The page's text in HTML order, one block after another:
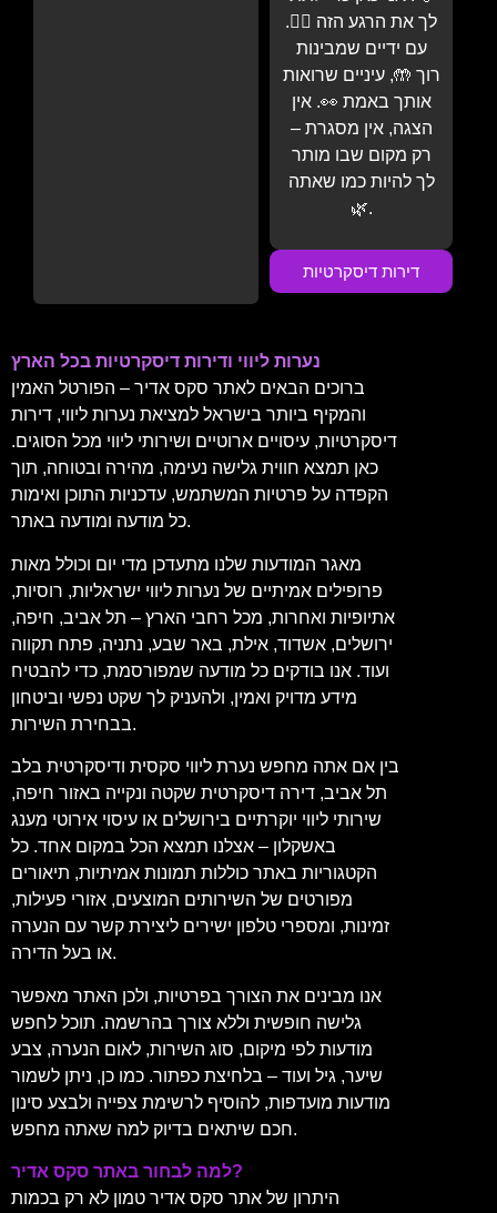
לך את הרגע הזה 💆‍♂️.
עם ידיים שמבינות
רוך 🤲, עיניים שרואות
אותך באמת 👀. אין
הצגה, אין מסגרת –
רק מקום שבו מותר
לך להיות כמו שאתה
🌿.
דירות דיסקרטיות
נערות ליווי ודירות דיסקרטיות בכל הארץ
ברוכים הבאים לאתר סקס אדיר – הפורטל האמין
והמקיף ביותר בישראל למציאת נערות ליווי, דירות
דיסקרטיות, עיסויים ארוטיים ושירותי ליווי מכל הסוגים.
כאן תמצא חווית גלישה נעימה, מהירה ובטוחה, תוך
הקפדה על פרטיות המשתמש, עדכניות התוכן ואימות
כל מודעה ומודעה באתר.
מאגר המודעות שלנו מתעדכן מדי יום וכולל מאות
פרופילים אמיתיים של נערות ליווי ישראליות, רוסיות,
אתיופיות ואחרות, מכל רחבי הארץ – תל אביב, חיפה,
ירושלים, אשדוד, אילת, באר שבע, נתניה, פתח תקווה
ועוד. אנו בודקים כל מודעה שמפורסמת, כדי להבטיח
מידע מדויק ואמין, ולהעניק לך שקט נפשי וביטחון
בבחירת השירות.
בין אם אתה מחפש נערת ליווי סקסית ודיסקרטית בלב
תל אביב, דירה דיסקרטית שקטה ונקייה באזור חיפה,
שירותי ליווי יוקרתיים בירושלים או עיסוי אירוטי מענג
באשקלון – אצלנו תמצא הכל במקום אחד. כל
הקטגוריות באתר כוללות תמונות אמיתיות, תיאורים
מפורטים של השירותים המוצעים, אזורי פעילות,
זמינות, ומספרי טלפון ישירים ליצירת קשר עם הנערה
או בעל הדירה.
אנו מבינים את הצורך בפרטיות, ולכן האתר מאפשר
גלישה חופשית וללא צורך בהרשמה. תוכל לחפש
מודעות לפי מיקום, סוג השירות, לאום הנערה, צבע
שיער, גיל ועוד – בלחיצת כפתור. כמו כן, ניתן לשמור
מודעות מועדפות, להוסיף לרשימת צפייה ולבצע סינון
חכם שיתאים בדיוק למה שאתה מחפש.
למה לבחור באתר סקס אדיר?
היתרון של אתר סקס אדיר טמון לא רק בכמות